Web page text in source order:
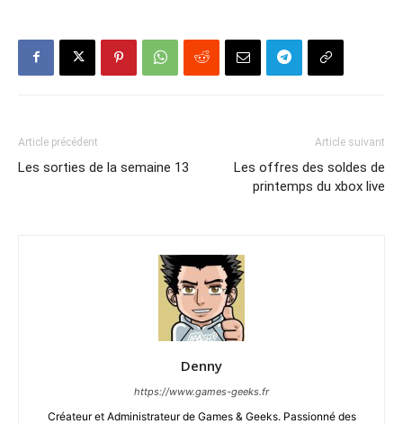
Article précédent
Les sorties de la semaine 13
Article suivant
Les offres des soldes de
printemps du xbox live
Denny
https://www.games-geeks.fr
Créateur et Administrateur de Games & Geeks. Passionné des